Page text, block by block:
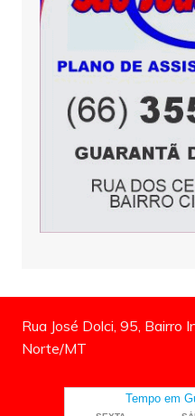
Rua José Dolci, 95, Bairro
Norte/MT